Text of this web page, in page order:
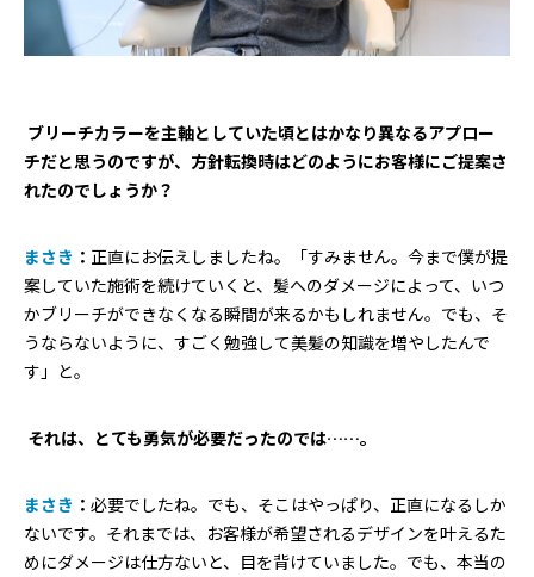
―― ブリーチカラーを主軸としていた頃とはかなり異なるアプロー
チだと思うのですが、方針転換時はどのようにお客様にご提案さ
れたのでしょうか？
まさき ： 正直にお伝えしましたね。「すみません。今まで僕が提
案していた施術を続けていくと、髪へのダメージによって、いつ
かブリーチができなくなる瞬間が来るかもしれません。でも、そ
うならないように、すごく勉強して美髪の知識を増やしたんで
す」と。
―― それは、とても勇気が必要だったのでは……。
まさき ： 必要でしたね。でも、そこはやっぱり、正直になるしか
ないです。それまでは、お客様が希望されるデザインを叶えるた
めにダメージは仕方ないと、目を背けていました。でも、本当の